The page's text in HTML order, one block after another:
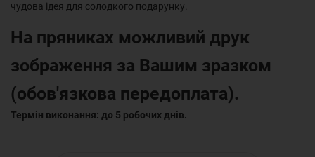
чудова ідея для солодкого подарунку.
На пряниках можливий друк
зображення за Вашим зразком
(обов'язкова передоплата).
Термін виконання: до 5 робочих днів.